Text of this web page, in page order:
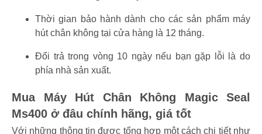
Thời gian bảo hành dành cho các sản phẩm máy
hút chân không tại cửa hàng là 12 tháng.
Đổi trả trong vòng 10 ngày nếu bạn gặp lỗi là do
phía nhà sản xuất.
Mua Máy Hút Chân Không Magic Seal
Ms400 ở đâu chính hãng, giá tốt
Với những thông tin được tổng hợp một cách chi tiết như